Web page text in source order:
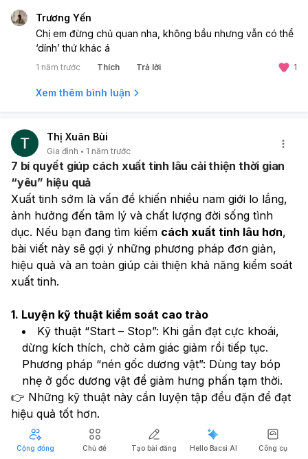
Trương Yến
Chị em đừng chủ quan nha, không bầu nhưng vẫn có thể
‘dính’ thứ khác á
1 năm trước Thích Trả lời 1
Xem thêm bình luận
Thị Xuân Bùi
Gia đình 1 năm trước
7 bí quyết giúp cách xuất tinh lâu cải thiện thời gian
“yêu” hiệu quả
Xuất tinh sớm là vấn đề khiến nhiều nam giới lo lắng,
ảnh hưởng đến tâm lý và chất lượng đời sống tình
dục. Nếu bạn đang tìm kiếm cách xuất tinh lâu hơn,
bài viết này sẽ gợi ý những phương pháp đơn giản,
hiệu quả và an toàn giúp cải thiện khả năng kiểm soát
xuất tinh.
1. Luyện kỹ thuật kiểm soát cao trào
Kỹ thuật “Start – Stop”: Khi gần đạt cực khoái,
dừng kích thích, chờ cảm giác giảm rồi tiếp tục.
Phương pháp “nén gốc dương vật”: Dùng tay bóp
nhẹ ở gốc dương vật để giảm hưng phấn tạm thời.
👉 Những kỹ thuật này cần luyện tập đều đặn để đạt
hiệu quả tốt hơn.
2. Chọn tư thế quan hệ phù hợp
Cộng đồng Chủ đề Tạo bài đăng Hello Bacsi AI Công cụ